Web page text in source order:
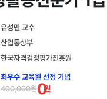
유성민 교수
산업통상부
한국자격검정평가진흥원
최우수 교육원 선정 기념
400,000원0원